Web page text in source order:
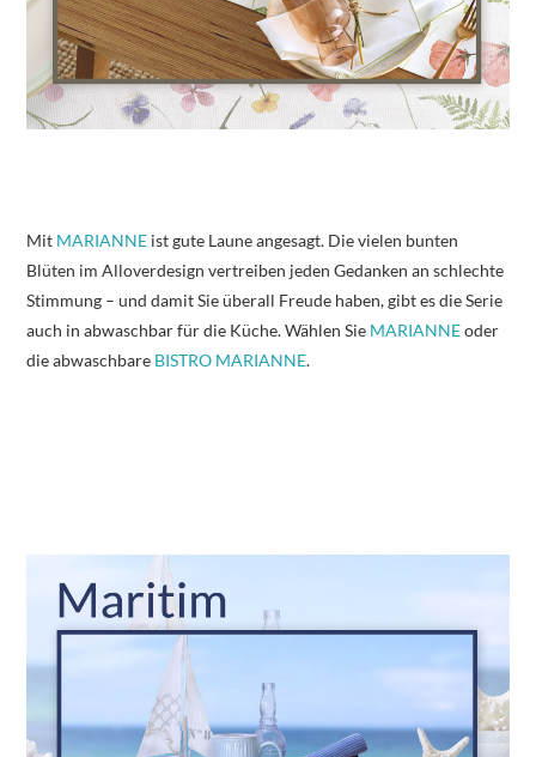
Mit MARIANNE ist gute Laune angesagt. Die vielen bunten
Blüten im Alloverdesign vertreiben jeden Gedanken an schlechte
Stimmung – und damit Sie überall Freude haben, gibt es die Serie
auch in abwaschbar für die Küche. Wählen Sie MARIANNEoder
die abwaschbare BISTRO MARIANNE.